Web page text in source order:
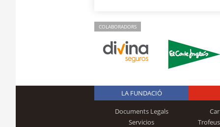
COLABORADORS
LA FUNDACIÓ
Documents Legals
Servicios